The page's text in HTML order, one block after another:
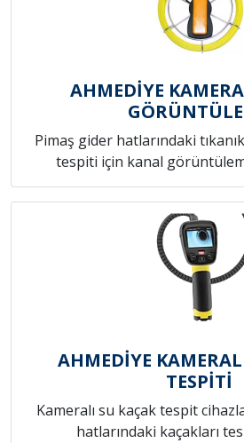
AHMEDİYE
Pimaş gider hatlarındaki
tespiti için kanal
AHMEDİYE
TESPİTİ
Kameralı su kaçak tespit
hatlarındaki kaçakları